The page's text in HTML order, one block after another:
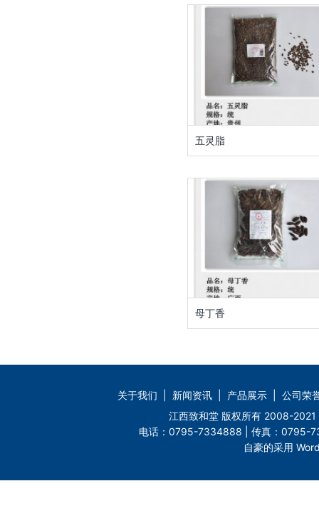
五灵脂
母丁香
关于我们 新闻资讯 产品展示
公司荣
江西致和堂 版权所有 2008-
电话：0795-7334888 | 传真：0795-
自豪的采用